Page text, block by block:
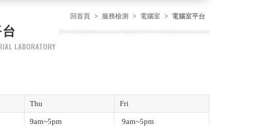
回首頁 服務檢測 電腦室 電腦室平台
LABORATORY
Thu Fri
9am~5pm
9am~5pm